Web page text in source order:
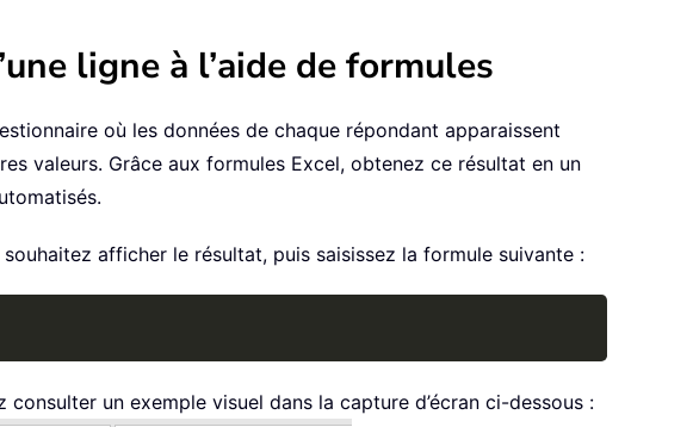
ligne à l’aide de formules
où les données de chaque répondant apparaissent
valeurs. Grâce aux formules Excel, obtenez ce résultat en un
afficher le résultat, puis saisissez la formule suivante :
un exemple visuel dans la capture d’écran ci-dessous :